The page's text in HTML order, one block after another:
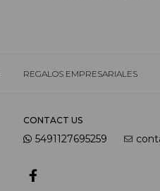
REGALOS EMPRESARIALES
CONTACT US
5491127695259